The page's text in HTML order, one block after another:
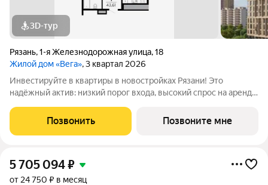
3D-тур
Рязань,1-я Железнодорожная улица,18
Жилой дом «Вега», 3 квартал 2026
Инвестируйте в квартиры в новостройках Рязани! Это
надёжный актив: низкий порог входа, высокий спрос на аренду
Жилой дом «Вега» это сочетание всех необходимых деталей.
Пространство с
Позвонить Позвоните мне
5 705 094₽
от 24 750 ₽ в месяц